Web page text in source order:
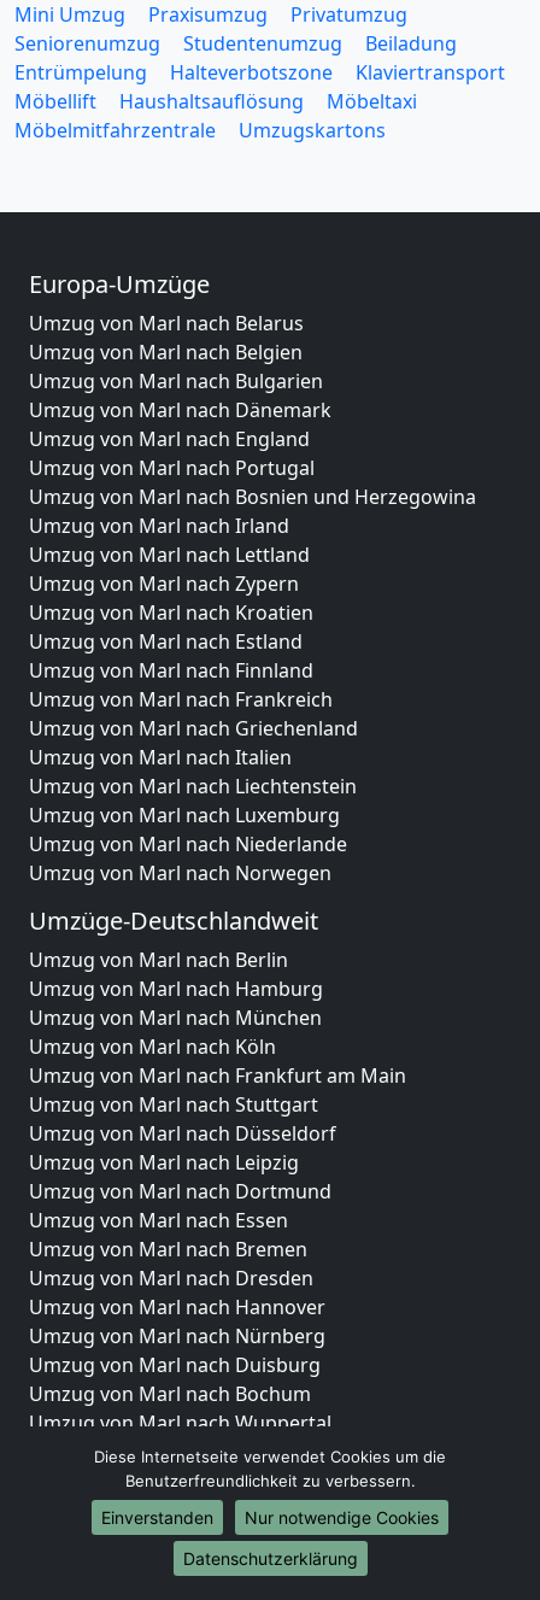
Mini Umzug
Praxisumzug
Privatumzug
Seniorenumzug
Studentenumzug
Beiladung
Entrümpelung
Halteverbotszone
Klaviertransport
Möbellift
Haushaltsauflösung
Möbeltaxi
Möbelmitfahrzentrale
Umzugskartons
Europa-Umzüge
Umzug von Marl nach Belarus
Umzug von Marl nach Belgien
Umzug von Marl nach Bulgarien
Umzug von Marl nach Dänemark
Umzug von Marl nach England
Umzug von Marl nach Portugal
Umzug von Marl nach Bosnien und Herzegowina
Umzug von Marl nach Irland
Umzug von Marl nach Lettland
Umzug von Marl nach Zypern
Umzug von Marl nach Kroatien
Umzug von Marl nach Estland
Umzug von Marl nach Finnland
Umzug von Marl nach Frankreich
Umzug von Marl nach Griechenland
Umzug von Marl nach Italien
Umzug von Marl nach Liechtenstein
Umzug von Marl nach Luxemburg
Umzug von Marl nach Niederlande
Umzug von Marl nach Norwegen
Umzüge-Deutschlandweit
Umzug von Marl nach Berlin
Umzug von Marl nach Hamburg
Umzug von Marl nach München
Umzug von Marl nach Köln
Umzug von Marl nach Frankfurt am Main
Umzug von Marl nach Stuttgart
Umzug von Marl nach Düsseldorf
Umzug von Marl nach Leipzig
Umzug von Marl nach Dortmund
Umzug von Marl nach Essen
Umzug von Marl nach Bremen
Umzug von Marl nach Dresden
Umzug von Marl nach Hannover
Umzug von Marl nach Nürnberg
Umzug von Marl nach Duisburg
Umzug von Marl nach Bochum
Umzug von Marl nach Wuppertal
Umzug von Marl nach Bielefeld
Umzug von Marl nach Bonn
Umzug von Marl nach Münster
Internationale-Umzüge
Diese Internetseite verwendet Cookies um die
Benutzerfreundlichkeit zu verbessern.
Einverstanden
Nur notwendige Cookies
Datenschutzerklärung